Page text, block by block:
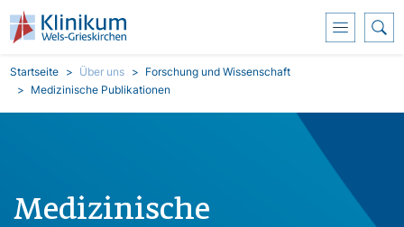
Direkt zum Inhalt
Pfadnavigation
Startseite Über uns
Forschung und Wissenschaft
Medizinische Publikationen
Medizinische